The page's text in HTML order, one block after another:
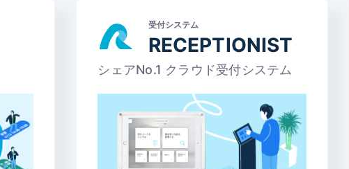
受付システム
RECEPTIONIST
シェアNo.1 クラウド受付システム